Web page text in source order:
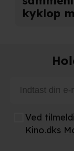
kyklop
Ved
Kino.dks